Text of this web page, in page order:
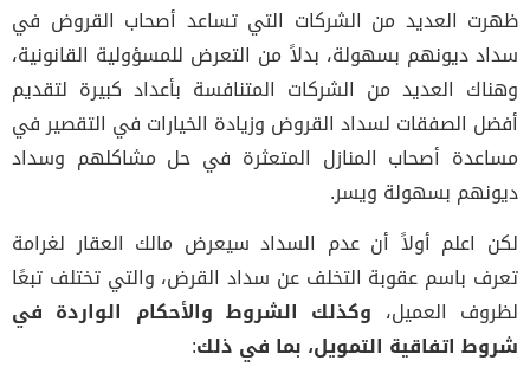
ظهرت العديد من الشركات التي تساعد أصحاب القروض في
سداد ديونهم بسهولة، بدلاً من التعرض للمسؤولية القانونية،
وهناك العديد من الشركات المتنافسة بأعداد كبيرة لتقديم
أفضل الصفقات لسداد القروض وزيادة الخيارات في التقصير في
مساعدة أصحاب المنازل المتعثرة في حل مشاكلهم وسداد
ديونهم بسهولة ويسر.
لكن اعلم أولاً أن عدم السداد سيعرض مالك العقار لغرامة
تعرف باسم عقوبة التخلف عن سداد القرض، والتي تختلف تبعًا
لظروف العميل، وكذلك الشروط والأحكام الواردة في
شروط اتفاقية التمويل، بما في ذلك: